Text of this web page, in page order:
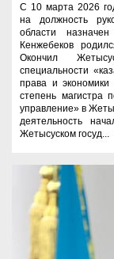
С 10 марта 2026
на должность
области
Кенжебеков
Окончил
специальности
права и
степень магистра
управление» в
деятельность
Жетысуском госуд...